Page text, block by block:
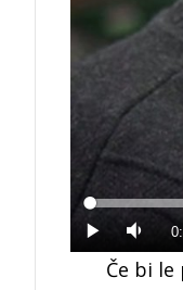
PredvajajTiho
Loaded:
0%
Če bi